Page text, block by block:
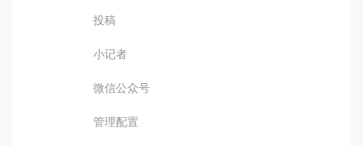
投稿
小记者
微信公众号
管理配置